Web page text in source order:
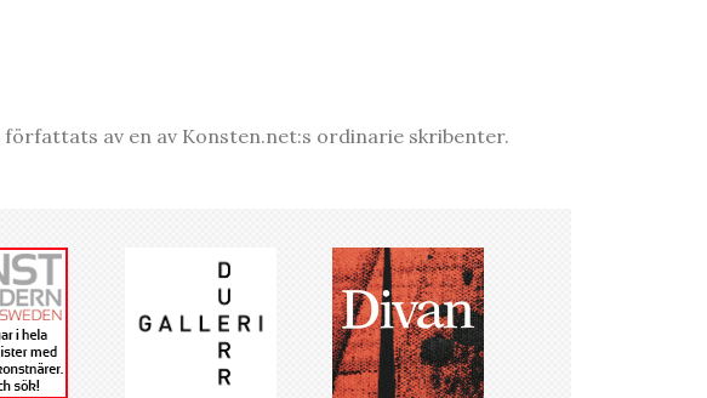
av en av Konsten.net:s ordinarie skribenter.